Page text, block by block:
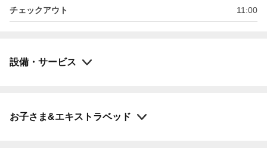
チェックアウト 11:00
設備・サービス
お子さま&エキストラベッド